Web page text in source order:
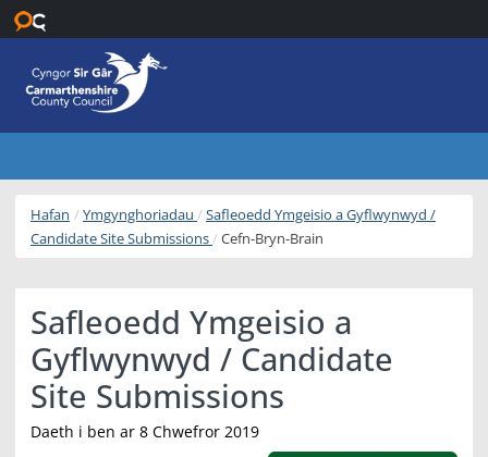
Hafan Ymgynghoriadau
Safleoedd Ymgeisio a Gyflwynwyd /
Candidate Site Submissions
Cefn-Bryn-Brain
Safleoedd Ymgeisio a
Gyflwynwyd / Candidate
Site Submissions
Daeth i ben ar 8 Chwefror 2019